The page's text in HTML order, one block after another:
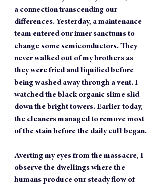
a connection transcending our
differences. Yesterday, a maintenance
team entered our inner sanctums to
change some semiconductors. They
never walked out of my brothers as
they were fried and liquified before
being washed away through a vent. I
watched the black organic slime slid
down the bright towers. Earlier today,
the cleaners managed to remove most
of the stain before the daily cull began.
Averting my eyes from the massacre, I
observe the dwellings where the
humans produce our steady flow of